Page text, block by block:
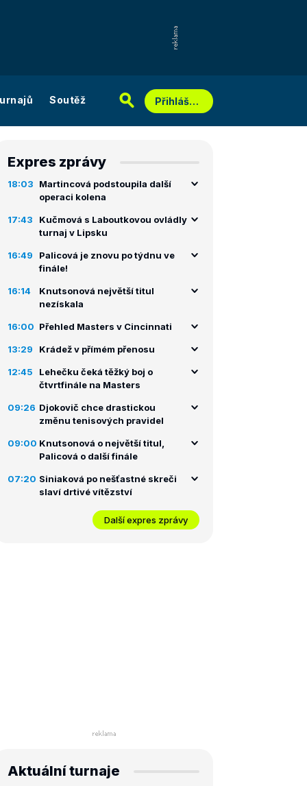
Soutěž Přihlášení
Expres zprávy
18:03
Martincová podstoupila další
operaci kolena
17:43
Kučmová s Laboutkovou ovládly
turnaj v Lipsku
16:49
Palicová je znovu po týdnu ve
finále!
16:14
Knutsonová největší titul
nezískala
16:00 Přehled Masters v Cincinnati
13:29 Krádež v přímém přenosu
12:45
Lehečku čeká těžký boj o
čtvrtfinále na Masters
09:26 Djokovič chce drastickou
změnu tenisových pravidel
09:00 Knutsonová o největší titul,
Palicová o další finále
07:20 Siniaková po nešťastné skreči
slaví drtivé vítězství
Další expres zprávy
Aktuální turnaje